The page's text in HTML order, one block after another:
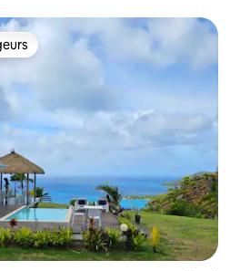
les plus appréciés